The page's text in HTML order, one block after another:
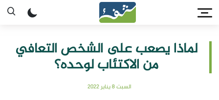
لماذا يصعب على الشخص التعافي
من الاكتئاب لوحده؟
السبت 8 يناير 2022